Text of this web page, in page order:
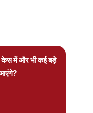
केस में और भी कई बड़े
आएंगे?